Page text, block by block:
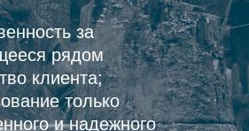
за
рядом
клиента;
только
и надежного